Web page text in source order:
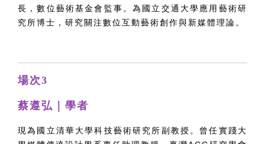
長，數位藝術基金會監事。為國立交通大學應用藝術研
究所博士，研究關注數位互動藝術創作與新媒體理論。
場次3
蔡遵弘｜學者
現為國立清華大學科技藝術研究所副教授。曾任實踐大